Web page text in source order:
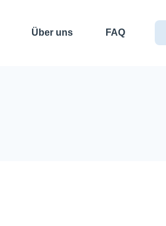
Über uns FAQ